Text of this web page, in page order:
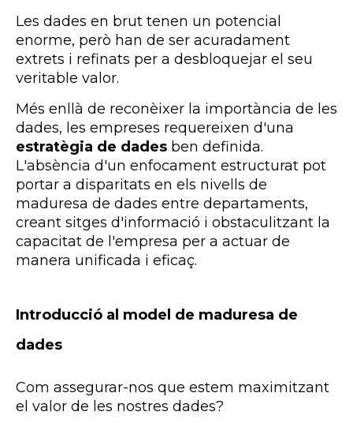
Les dades en brut tenen un potencial
enorme, però han de ser acuradament
extrets i refinats per a desbloquejar el seu
veritable valor.
Més enllà de reconèixer la importància de les
dades, les empreses requereixen d'una
estratègia de dades ben definida.
L'absència d'un enfocament estructurat pot
portar a disparitats en els nivells de
maduresa de dades entre departaments,
creant sitges d'informació i obstaculitzant la
capacitat de l'empresa per a actuar de
manera unificada i eficaç.
Introducció al model de maduresa de
dades
Com assegurar-nos que estem maximitzant
el valor de les nostres dades?